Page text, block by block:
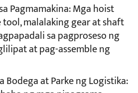
Pagmamakina: Mga hoist
malalaking gear at shaft
sa pagproseso ng
at pag-assemble ng
Bodega at Parke ng Logistika: